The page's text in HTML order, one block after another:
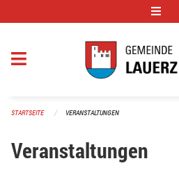
STARTSEITE VERANSTALTUNGEN
Veranstaltungen